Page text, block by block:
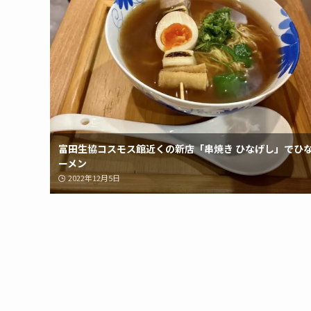
富田生協コスモス館近くの新店「串焼き ひなげし」でひ
ーメン
2022年12月5日